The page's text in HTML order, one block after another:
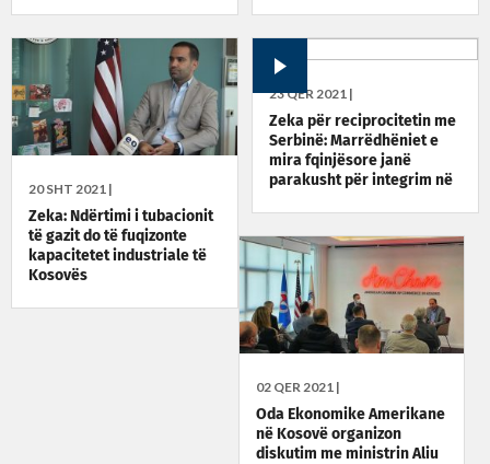
20 SHT 2021 |
Zeka: Ndërtimi i tubacionit
të gazit do të fuqizonte
kapacitetet industriale të
Kosovës
23 QER 2021 |
Zeka për reciprocitetin me
Serbinë: Marrëdhëniet e
mira fqinjësore janë
parakusht për integrim në
02 QER 2021 |
Oda Ekonomike Amerikane
në Kosovë organizon
diskutim me ministrin Aliu